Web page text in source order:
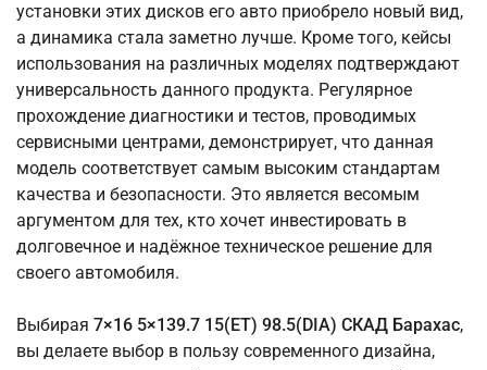
установки этих дисков его авто приобрело новый вид,
а динамика стала заметно лучше. Кроме того, кейсы
использования на различных моделях подтверждают
универсальность данного продукта. Регулярное
прохождение диагностики и тестов, проводимых
сервисными центрами, демонстрирует, что данная
модель соответствует самым высоким стандартам
качества и безопасности. Это является весомым
аргументом для тех, кто хочет инвестировать в
долговечное и надёжное техническое решение для
своего автомобиля.
Выбирая 7×16 5×139.7 15(ET) 98.5(DIA) СКАД Барахас,
вы делаете выбор в пользу современного дизайна,